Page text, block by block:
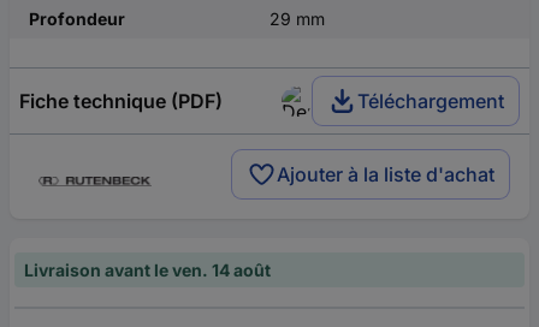
Profondeur
29 mm
Fiche technique (PDF) Téléchargement
Ajouter à la liste d'achat
Livraison avant le ven. 14 août